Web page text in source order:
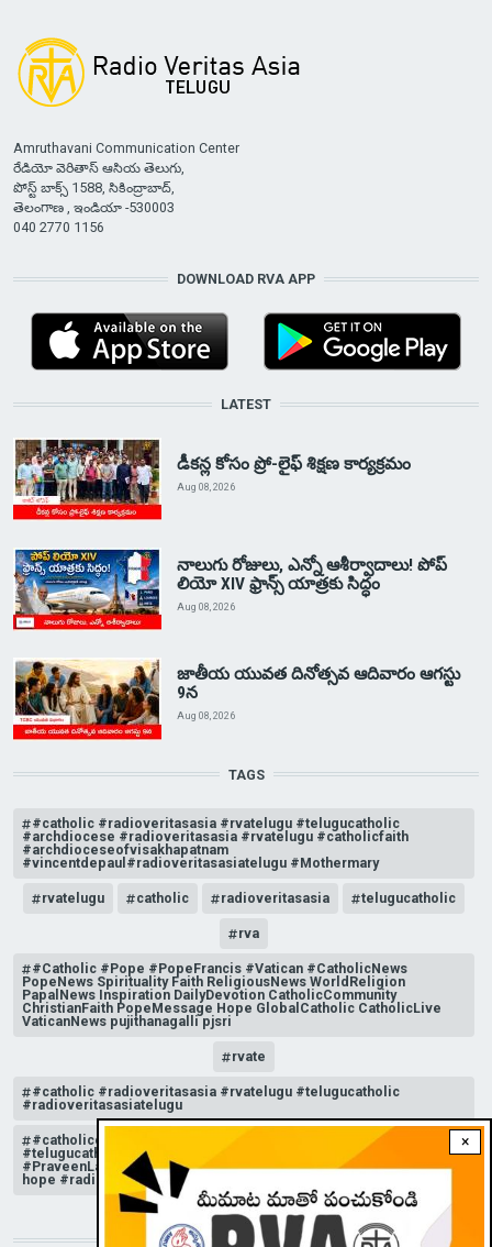
×
Amruthavani Communication Center
రేడియో వెరితాస్ ఆసియ తెలుగు,
పోస్ట్ బాక్స్ 1588, సికింద్రాబాద్,
తెలంగాణ , ఇండియా -530003
040 2770 1156
DOWNLOAD RVA APP
LATEST
డీకన్ల కోసం ప్రో-లైఫ్ శిక్షణ కార్యక్రమం
Aug 08, 2026
నాలుగు రోజులు, ఎన్నో ఆశీర్వాదాలు! పోప్
లియో XIV ఫ్రాన్స్ యాత్రకు సిద్ధం
Aug 08, 2026
జాతీయ యువత దినోత్సవ ఆదివారం ఆగస్టు
9న
Aug 08, 2026
TAGS
#catholic #radioveritasasia #rvatelugu #telugucatholic
#archdiocese #radioveritasasia #rvatelugu #catholicfaith
#archdioceseofvisakhapatnam
#vincentdepaul#radioveritasasiatelugu #Mothermary
rvatelugu catholic radioveritasasia telugucatholic
rva
#Catholic #Pope #PopeFrancis #Vatican #CatholicNews
PopeNews Spirituality Faith ReligiousNews WorldReligion
PapalNews Inspiration DailyDevotion CatholicCommunity
ChristianFaith PopeMessage Hope GlobalCatholic CatholicLive
VaticanNews pujithanagalli pjsri
rvate
#catholic #radioveritasasia #rvatelugu #telugucatholic
#radioveritasasiatelugu
#catholicchurchnews #catholictelugu #telugucatholic
#telugucatholicchurch #radioveritasasia #rvatelugu
#PraveenLakkisetti #reflection #advent #christmas #messageof
hope #radioveritas #rvatelugu #viral #insta
STAY CONNECTED WITH US!